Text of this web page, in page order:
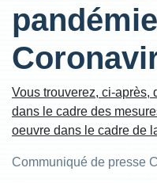
Vous trouverez, ci-après,
dans le cadre des
oeuvre dans le cadre de
Communiqué de presse